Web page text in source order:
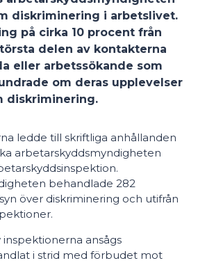
diskriminering i arbetslivet.
på cirka 10 procent från
delen av kontakterna
eller arbetssökande som
om deras upplevelser
diskriminering.
ledde till skriftliga anhållanden
arbetarskyddsmyndigheten
behandlade 282
över diskriminering och utifrån
ansågs
i strid med förbudet mot